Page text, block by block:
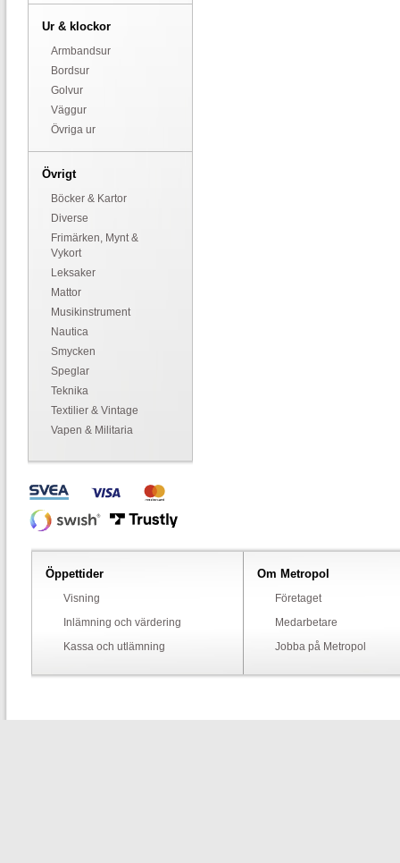
Ur & klockor
Armbandsur
Bordsur
Golvur
Väggur
Övriga ur
Övrigt
Böcker & Kartor
Diverse
Frimärken, Mynt &
Vykort
Leksaker
Mattor
Musikinstrument
Nautica
Smycken
Speglar
Teknika
Textilier & Vintage
Vapen & Militaria
Öppettider
Visning
Inlämning och värdering
Kassa och utlämning
Om Metropol
Företaget
Medarbetare
Jobba på Metropol